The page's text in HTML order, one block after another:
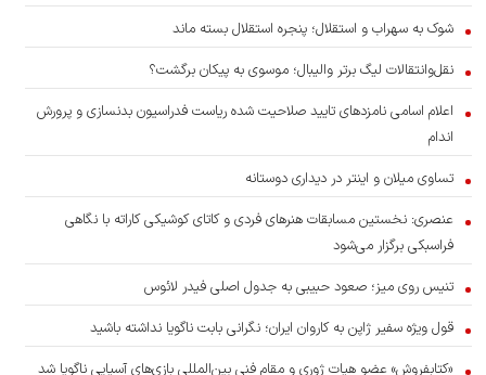
شوک به سهراب و استقلال؛ پنجره استقلال بسته ماند
نقل‌وانتقالات لیگ برتر والیبال؛ موسوی به پیکان برگشت؟
اعلام اسامی نامزدهای تایید صلاحیت شده ریاست فدراسیون بدنسازی و پرورش
اندام
تساوی میلان و اینتر در دیداری دوستانه
عنصری: نخستین مسابقات هنرهای فردی و کاتای کوشیکی کاراته با نگاهی
فراسبکی برگزار می‌شود
تنیس روی میز؛ صعود حبیبی به جدول اصلی فیدر لائوس
قول ویژه سفیر ژاپن به کاروان ایران؛ نگرانی بابت ناگویا نداشته باشید
«کتابفروش» عضو هیات ژوری و مقام فنی بین‌المللی بازی‌های آسیایی ناگویا شد